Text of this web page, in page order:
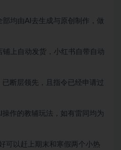
均由AI去生成与原创制作，做
上自动发货，小红书自带自动
断层领先，且指令已经申请过
作的教辅玩法，如有雷同均为
可以赶上期末和寒假两个小热